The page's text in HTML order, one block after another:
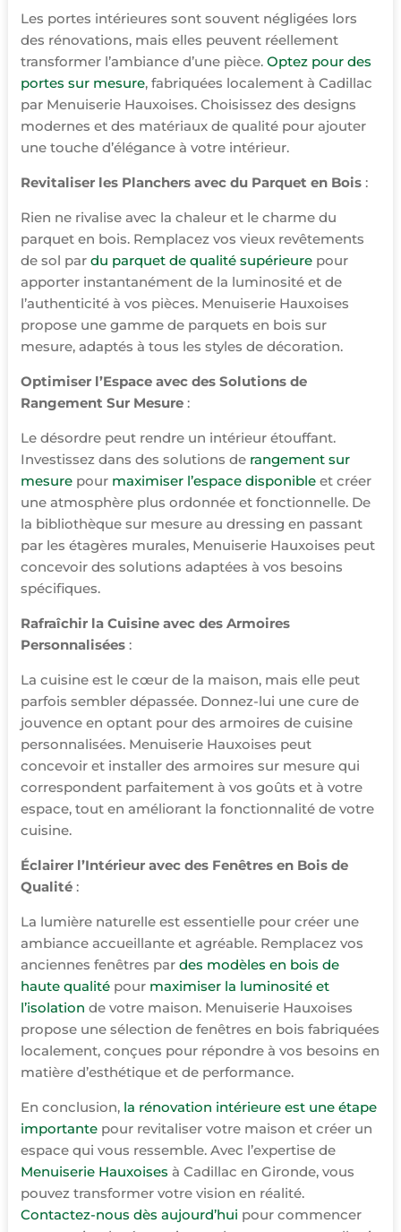
Les portes intérieures sont souvent négligées lors
des rénovations, mais elles peuvent réellement
transformer l’ambiance d’une pièce. Optez pour des
portes sur mesure, fabriquées localement à Cadillac
par Menuiserie Hauxoises. Choisissez des designs
modernes et des matériaux de qualité pour ajouter
une touche d’élégance à votre intérieur.
Revitaliser les Planchers avec du Parquet en Bois :
Rien ne rivalise avec la chaleur et le charme du
parquet en bois. Remplacez vos vieux revêtements
de sol par du parquet de qualité supérieure pour
apporter instantanément de la luminosité et de
l’authenticité à vos pièces. Menuiserie Hauxoises
propose une gamme de parquets en bois sur
mesure, adaptés à tous les styles de décoration.
Optimiser l’Espace avec des Solutions de
Rangement Sur Mesure :
Le désordre peut rendre un intérieur étouffant.
Investissez dans des solutions de rangement sur
mesure pour maximiser l’espace disponible et créer
une atmosphère plus ordonnée et fonctionnelle. De
la bibliothèque sur mesure au dressing en passant
par les étagères murales, Menuiserie Hauxoises peut
concevoir des solutions adaptées à vos besoins
spécifiques.
Rafraîchir la Cuisine avec des Armoires
Personnalisées :
La cuisine est le cœur de la maison, mais elle peut
parfois sembler dépassée. Donnez-lui une cure de
jouvence en optant pour des armoires de cuisine
personnalisées. Menuiserie Hauxoises peut
concevoir et installer des armoires sur mesure qui
correspondent parfaitement à vos goûts et à votre
espace, tout en améliorant la fonctionnalité de votre
cuisine.
Éclairer l’Intérieur avec des Fenêtres en Bois de
Qualité :
La lumière naturelle est essentielle pour créer une
ambiance accueillante et agréable. Remplacez vos
anciennes fenêtres par des modèles en bois de
haute qualité pour maximiser la luminosité et
l’isolation de votre maison. Menuiserie Hauxoises
propose une sélection de fenêtres en bois fabriquées
localement, conçues pour répondre à vos besoins en
matière d’esthétique et de performance.
En conclusion, la rénovation intérieure est une étape
importante pour revitaliser votre maison et créer un
espace qui vous ressemble. Avec l’expertise de
Menuiserie Hauxoises à Cadillac en Gironde, vous
pouvez transformer votre vision en réalité.
Contactez-nous dès aujourd’hui pour commencer